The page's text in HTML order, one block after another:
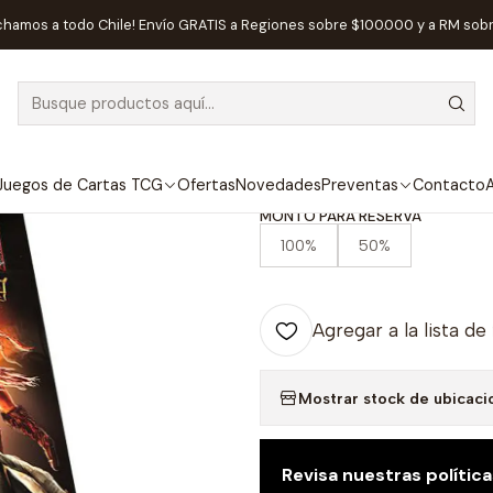
de Cartas TCG OfertasNovedadesPreventas Contacto
a todo Chile! Envío GRATIS a Regiones sobre $100.000 y a RM
Games Preventa - Perdition's Mouth Abyssal Rift - Edición
Preventa -
MONTO PARA RESERVA
100% 50%
Agregar a la lista
Mostrar stock de
Revisa nuestras